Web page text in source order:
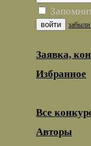
забыли
Заявка,
Избранное
Все
Авторы